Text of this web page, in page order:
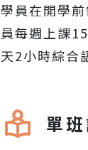
學員在開學
員每週上課
天2小時綜合
單